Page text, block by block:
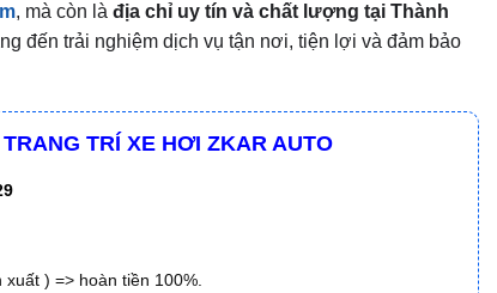
, mà còn là địa chỉ uy tín và chất lượng tại Thành
đến trải nghiệm dịch vụ tận nơi, tiện lợi và đảm bảo
TRÍ XE HƠI ZKAR AUTO
) => hoàn tiền 100%.